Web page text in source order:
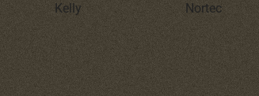
Kelly Nortec